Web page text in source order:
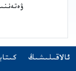
Navigation
ئالاقىلىشىڭ (opens in new tab)